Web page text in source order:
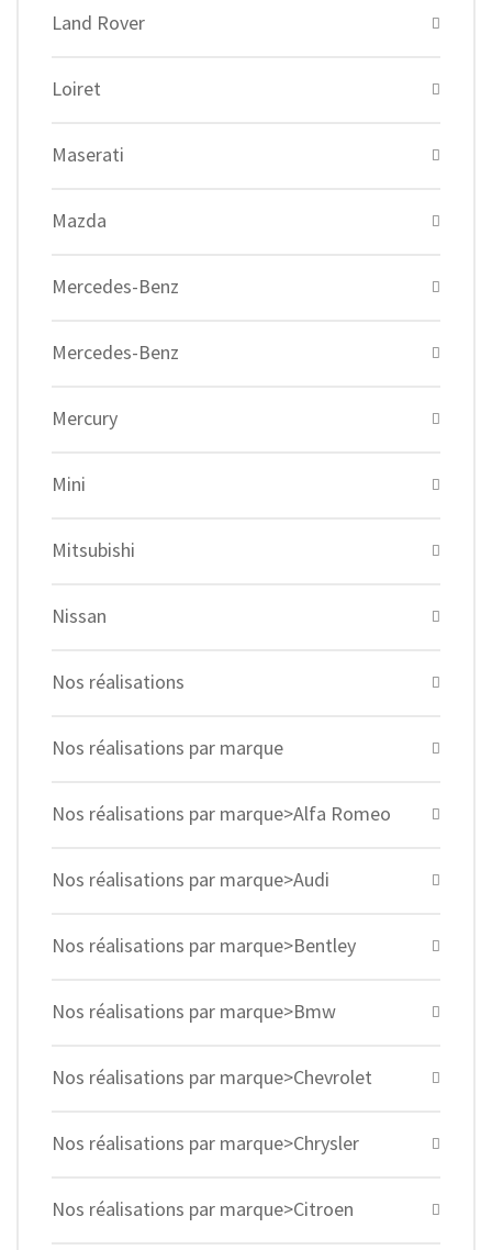
Land Rover
Loiret
Maserati
Mazda
Mercedes-Benz
Mercedes-Benz
Mercury
Mini
Mitsubishi
Nissan
Nos réalisations
Nos réalisations par marque
Nos réalisations par marque>Alfa Romeo
Nos réalisations par marque>Audi
Nos réalisations par marque>Bentley
Nos réalisations par marque>Bmw
Nos réalisations par marque>Chevrolet
Nos réalisations par marque>Chrysler
Nos réalisations par marque>Citroen